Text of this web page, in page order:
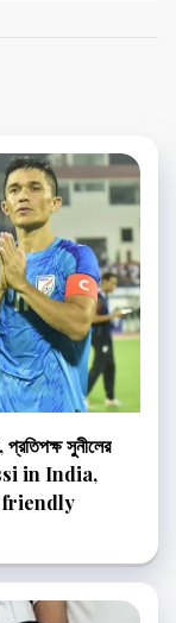
সুনীলের
in India,
friendly